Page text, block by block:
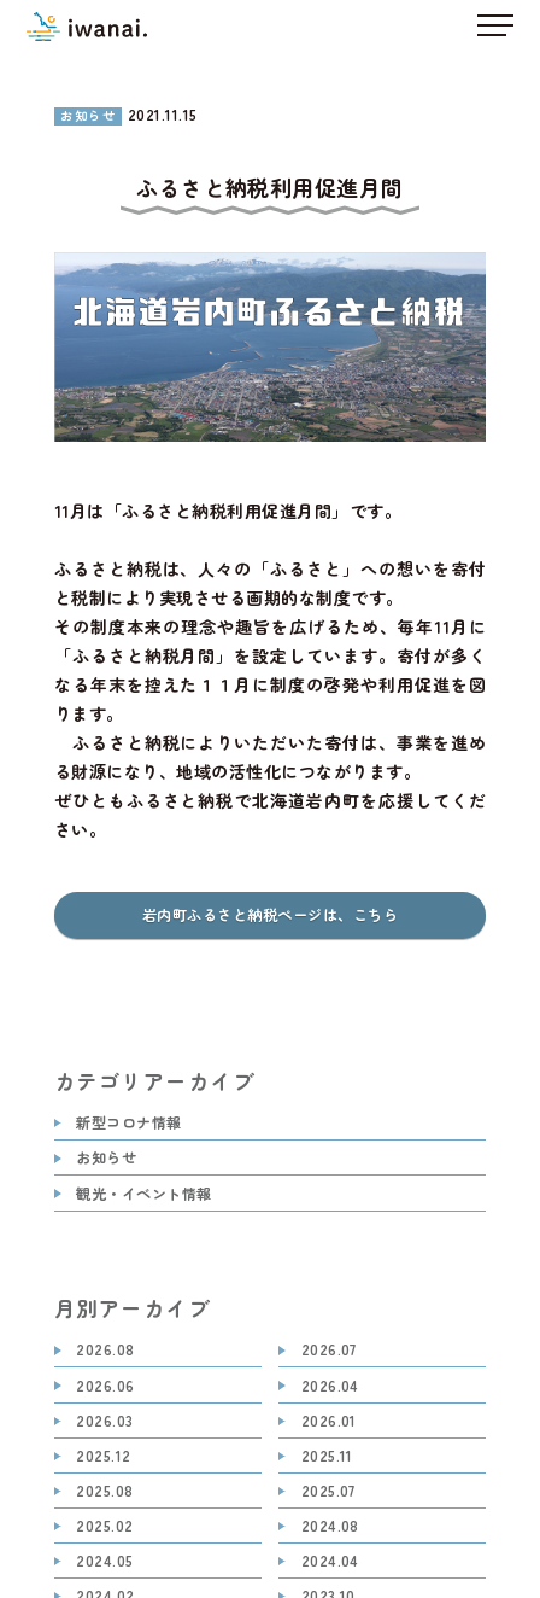
お知らせ 2021.11.15
ふるさと納税利用促進月間
11月は「ふるさと納税利用促進月間」です。
ふるさと納税は、人々の「ふるさと」への想いを寄付
と税制により実現させる画期的な制度です。
その制度本来の理念や趣旨を広げるため、毎年11月に
「ふるさと納税月間」を設定しています。寄付が多く
なる年末を控えた１１月に制度の啓発や利用促進を図
ります。
ふるさと納税によりいただいた寄付は、事業を進め
る財源になり、地域の活性化につながります。
ぜひともふるさと納税で北海道岩内町を応援してくだ
さい。
岩内町ふるさと納税ページは、こちら
カテゴリアーカイブ
新型コロナ情報
お知らせ
観光・イベント情報
月別アーカイブ
2026.08
2026.07
2026.06
2026.04
2026.03
2026.01
2025.12
2025.11
2025.08
2025.07
2025.02
2024.08
2024.05
2024.04